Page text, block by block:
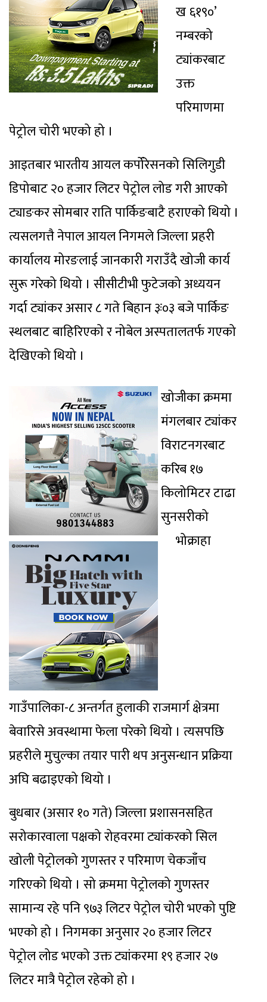
ख ६१९०’
नम्बरको
ट्यांकरबाट
उक्त
परिमाणमा
पेट्रोल चोरी भएको हो ।
आइतबार भारतीय आयल कर्पोरेसनको सिलिगुडी
डिपोबाट २० हजार लिटर पेट्रोल लोड गरी आएको
ट्याङकर सोमबार राति पार्किङबाटै हराएको थियो ।
त्यसलगत्तै नेपाल आयल निगमले जिल्ला प्रहरी
कार्यालय मोरङलाई जानकारी गराउँदै खोजी कार्य
सुरू गरेको थियो । सीसीटीभी फुटेजको अध्ययन
गर्दा ट्यांकर असार ८ गते बिहान ३ः०३ बजे पार्किङ
स्थलबाट बाहिरिएको र नोबेल अस्पतालतर्फ गएको
देखिएको थियो ।
खोजीका क्रममा
मंगलबार ट्यांकर
विराटनगरबाट
करिब १७
किलोमिटर टाढा
सुनसरीको
भोक्राहा
गाउँपालिका-८ अन्तर्गत हुलाकी राजमार्ग क्षेत्रमा
बेवारिसे अवस्थामा फेला परेको थियो । त्यसपछि
प्रहरीले मुचुल्का तयार पारी थप अनुसन्धान प्रक्रिया
अघि बढाइएको थियो ।
बुधबार (असार १० गते) जिल्ला प्रशासनसहित
सरोकारवाला पक्षको रोहवरमा ट्यांकरको सिल
खोली पेट्रोलको गुणस्तर र परिमाण चेकजाँच
गरिएको थियो । सो क्रममा पेट्रोलको गुणस्तर
सामान्य रहे पनि ९७३ लिटर पेट्रोल चोरी भएको पुष्टि
भएको हो । निगमका अनुसार २० हजार लिटर
पेट्रोल लोड भएको उक्त ट्यांकरमा १९ हजार २७
लिटर मात्रै पेट्रोल रहेको हो ।